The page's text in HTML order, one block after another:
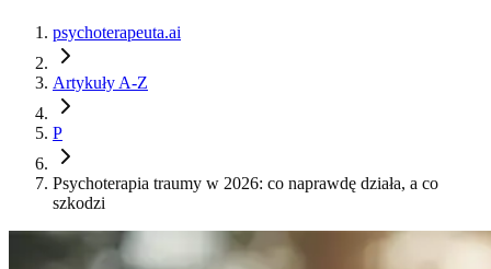
psychoterapeuta.ai
Artykuły A-Z
P
Psychoterapia traumy w 2026: co naprawdę działa, a co
szkodzi